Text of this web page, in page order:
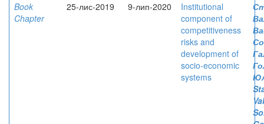
Book
Chapter
25-лис-2019 9-лип-2020
Institutional
component of
competitiveness
risks and
development of
socio-economic
systems